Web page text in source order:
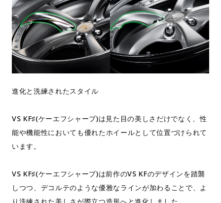
進化と洗練されたスタイル
VS KF♯(ケーエフシャープ)は見た目の美しさだけでなく、性
能や機能性においても優れたホイールとして位置づけられて
います。
VS KF♯(ケーエフシャープ)は前作のVS KFのデザインを踏襲
しつつ、デコルテのような優雅なラインが加わることで、よ